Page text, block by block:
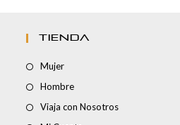
TIENDA
Mujer
Hombre
Viaja con Nosotros